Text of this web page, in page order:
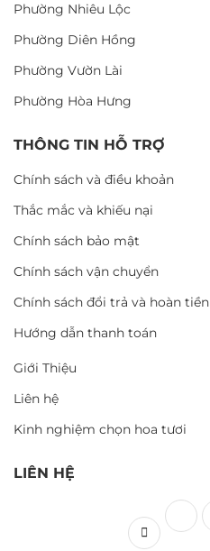
Phường Nhiêu Lộc
Phường Diên Hồng
Phường Vườn Lài
Phường Hòa Hưng
THÔNG TIN HỖ TRỢ
Chính sách và điều khoản
Thắc mắc và khiếu nại
Chính sách bảo mật
Chính sách vận chuyển
Chính sách đổi trả và hoàn tiền
Hướng dẫn thanh toán
Giới Thiệu
Liên hệ
Kinh nghiệm chọn hoa tươi
LIÊN HỆ